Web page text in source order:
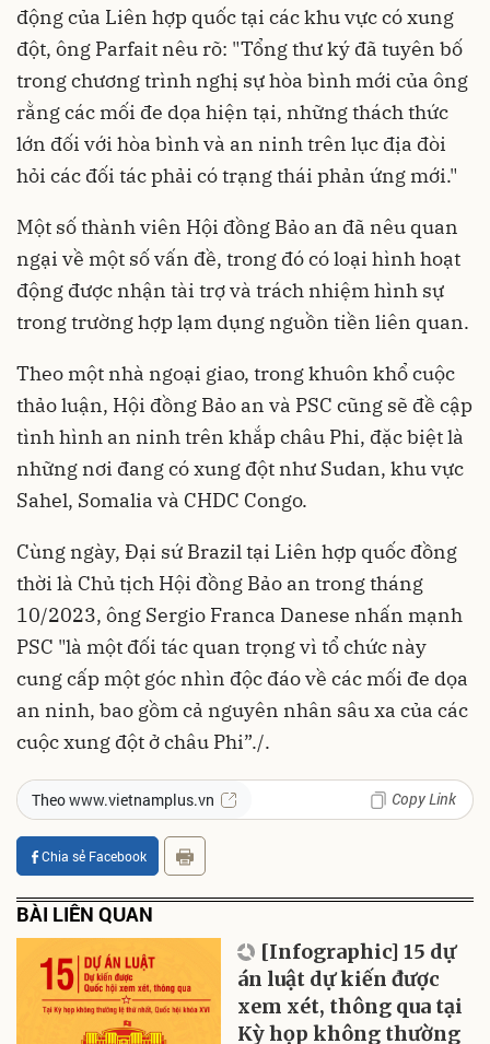
động của Liên hợp quốc tại các khu vực có xung
đột, ông Parfait nêu rõ: "Tổng thư ký đã tuyên bố
trong chương trình nghị sự hòa bình mới của ông
rằng các mối đe dọa hiện tại, những thách thức
lớn đối với hòa bình và an ninh trên lục địa đòi
hỏi các đối tác phải có trạng thái phản ứng mới."
Một số thành viên Hội đồng Bảo an đã nêu quan
ngại về một số vấn đề, trong đó có loại hình hoạt
động được nhận tài trợ và trách nhiệm hình sự
trong trường hợp lạm dụng nguồn tiền liên quan.
Theo một nhà ngoại giao, trong khuôn khổ cuộc
thảo luận, Hội đồng Bảo an và PSC cũng sẽ đề cập
tình hình an ninh trên khắp châu Phi, đặc biệt là
những nơi đang có xung đột như Sudan, khu vực
Sahel, Somalia và CHDC Congo.
Cùng ngày, Đại sứ Brazil tại Liên hợp quốc đồng
thời là Chủ tịch Hội đồng Bảo an trong tháng
10/2023, ông Sergio Franca Danese nhấn mạnh
PSC "là một đối tác quan trọng vì tổ chức này
cung cấp một góc nhìn độc đáo về các mối đe dọa
an ninh, bao gồm cả nguyên nhân sâu xa của các
cuộc xung đột ở châu Phi”./.
Theo www.vietnamplus.vn Copy Link
Chia sẻ Facebook
BÀI LIÊN QUAN
[Infographic] 15 dự
án luật dự kiến được
xem xét, thông qua tại
Kỳ họp không thường